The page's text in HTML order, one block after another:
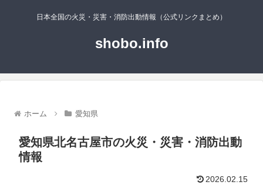
日本全国の火災・災害・消防出動情報（公式リンクまとめ）
shobo.info
ホーム 愛知県
愛知県北名古屋市の火災・災害・消防出動
情報
2026.02.15